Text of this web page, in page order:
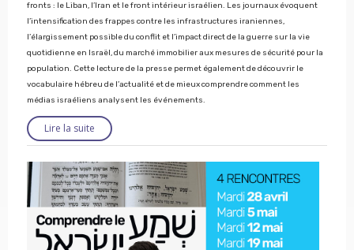
fronts : le Liban, l’Iran et le front intérieur israélien. Les journaux évoquent
l’intensification des frappes contre les infrastructures iraniennes,
l’élargissement possible du conflit et l’impact direct de la guerre sur la vie
quotidienne en Israël, du marché immobilier aux mesures de sécurité pour la
population. Cette lecture de la presse permet également de découvrir le
vocabulaire hébreu de l’actualité et de mieux comprendre comment les
médias israéliens analysent les événements.
Lire la suite